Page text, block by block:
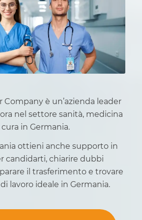
Company è un’azienda leader
nel settore sanità, medicina
cura in Germania.
ottieni anche supporto in
candidarti, chiarire dubbi
il trasferimento e trovare
lavoro ideale in Germania.